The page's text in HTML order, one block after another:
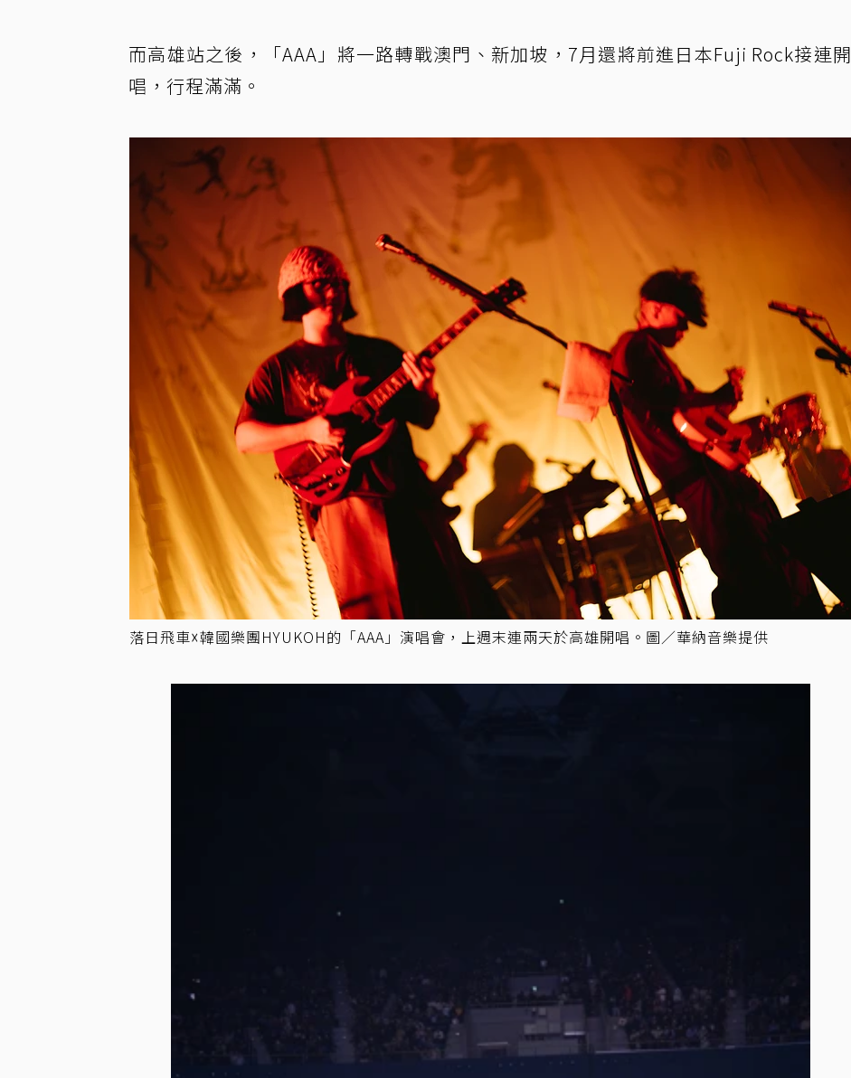
而高雄站之後，「AAA」將一路轉戰澳門、新加坡，7月還將前進日本Fuji Rock接連開
唱，行程滿滿。
落日飛車☓韓國樂團HYUKOH的「AAA」演唱會，上週末連兩天於高雄開唱。圖／華納音樂提供